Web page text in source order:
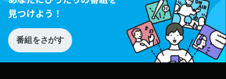
見つけよう！
番組をさがす